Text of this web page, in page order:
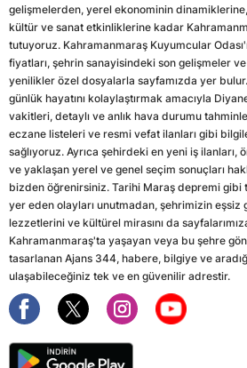
gelişmelerden, yerel ekonominin
kültür ve sanat etkinliklerine kadar
tutuyoruz. Kahramanmaraş Kuyumcular
fiyatları, şehrin sanayisindeki son gelişmeler
yenilikler özel dosyalarla sayfamızda yer bulur.
günlük hayatını kolaylaştırmak amacıyla
vakitleri, detaylı ve anlık hava durumu
eczane listeleri ve resmi vefat ilanları gibi
sağlıyoruz. Ayrıca şehirdeki en yeni iş ilanları,
ve yaklaşan yerel ve genel seçim sonuçları
bizden öğrenirsiniz. Tarihi Maraş depremi gibi
yer eden olayları unutmadan, şehrimizin eşsiz
lezzetlerini ve kültürel mirasını da
Kahramanmaraş'ta yaşayan veya bu şehre
tasarlanan Ajans 344, habere, bilgiye ve
ulaşabileceğiniz tek ve en güvenilir adrestir.